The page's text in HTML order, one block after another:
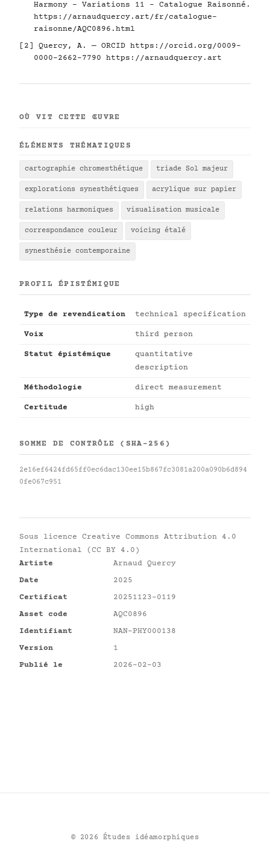
Harmony - Variations 11 - Catalogue Raisonné.
https://arnaudquercy.art/fr/catalogue-
raisonne/AQC0896.html
[2] Quercy, A. — ORCID https://orcid.org/0009-
0000-2662-7790
https://arnaudquercy.art
OÙ VIT CETTE ŒUVRE
ÉLÉMENTS THÉMATIQUES
cartographie chromesthétique triade Sol majeur
explorations synesthétiques acrylique sur papier
relations harmoniques visualisation musicale
correspondance couleur voicing étalé
synesthésie contemporaine
PROFIL ÉPISTÉMIQUE
Type de revendication technical specification
Voix third person
Statut épistémique
quantitative
description
Méthodologie direct measurement
Certitude high
SOMME DE CONTRÔLE (SHA-256)
2e16ef6424fd65ff0ec6dac130ee15b867fc3081a200a090b6d894
0fe067c951
Sous licence Creative Commons Attribution 4.0
International (CC BY 4.0)
Artiste
Arnaud Quercy
Date
2025
Certificat
20251123-0119
Asset code
AQC0896
Identifiant
NAN-PHY000138
Version
1
Publié le
2026-02-03
© 2026 Études idéamorphiques